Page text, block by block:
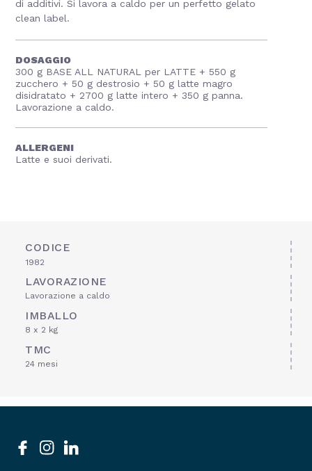
di additivi. Si lavora a caldo per un perfetto gelato
clean label.
DOSAGGIO
300 g BASE ALL NATURAL per LATTE + 550 g
zucchero + 50 g destrosio + 50 g latte magro
disidratato + 2700 g latte intero + 350 g panna.
Lavorazione a caldo.
ALLERGENI
Latte e suoi derivati.
CODICE
1982
LAVORAZIONE
Lavorazione a caldo
IMBALLO
8 x 2 kg
TMC
24 mesi
Social